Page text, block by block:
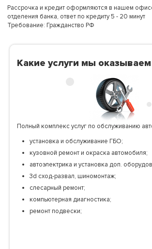
Рассрочка и кредит оформляются в нашем
отделения банка, ответ по кредиту 5 - 20 минут
Требование: Гражданство РФ
Какие услуги мы оказываем
Полный комплекс услуг по обслуживанию
установка и обслуживание ГБО;
кузовной ремонт и окраска автомобиля;
автоэлектрика и установка доп.
3d сход-развал, шиномонтаж;
слесарный ремонт;
компьютерная диагностика;
ремонт подвески;